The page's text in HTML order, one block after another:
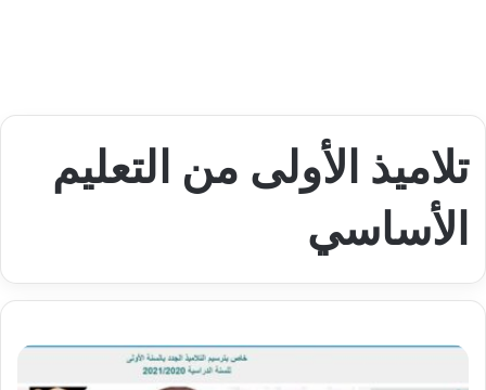
تلاميذ الأولى من التعليم
الأساسي